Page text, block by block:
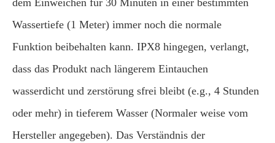
dem Einweichen für 30 Minuten in einer bestimmten
Wassertiefe (1 Meter) immer noch die normale
Funktion beibehalten kann. IPX8 hingegen, verlangt,
dass das Produkt nach längerem Eintauchen
wasserdicht und zerstörung sfrei bleibt (e.g., 4 Stunden
oder mehr) in tieferem Wasser (Normaler weise vom
Hersteller angegeben). Das Verständnis der